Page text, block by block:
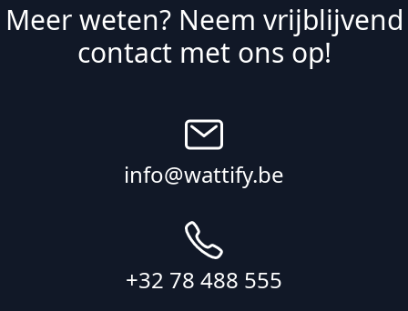
Meer weten? Neem vrijblijvend
contact met ons op!
info@wattify.be
+32 78 488 555